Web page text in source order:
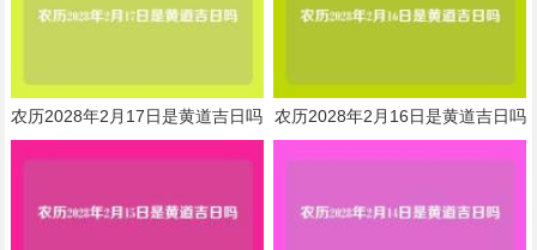
农历2028年2月17日是黄道吉日吗 农历2028年2月16日是黄道吉日吗